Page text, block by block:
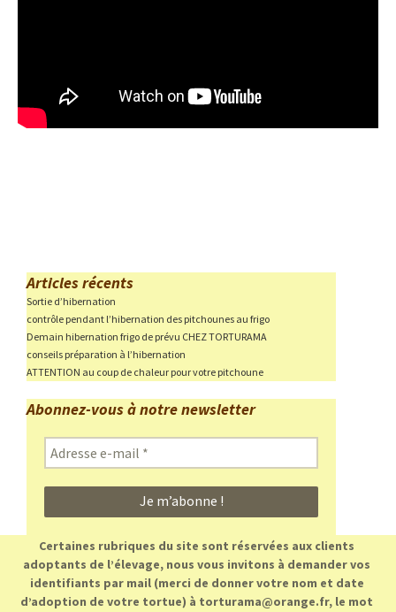
Articles récents
Sortie d’hibernation
contrôle pendant l’hibernation des pitchounes au frigo
Demain hibernation frigo de prévu CHEZ TORTURAMA
conseils préparation à l’hibernation
ATTENTION au coup de chaleur pour votre pitchoune
Abonnez-vous à notre newsletter
Adresse
e-
mail
Certaines rubriques du site sont réservées aux clients
adoptants de l’élevage, nous vous invitons à demander vos
identifiants par mail (merci de donner votre nom et date
d’adoption de votre tortue) à torturama@orange.fr, le mot